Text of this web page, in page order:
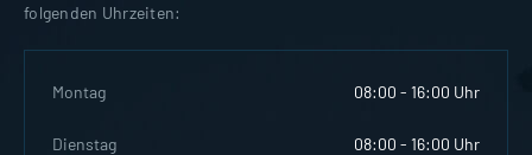
folgenden Uhrzeiten:
Montag 08:00 - 16:00 Uhr
Dienstag 08:00 - 16:00 Uhr